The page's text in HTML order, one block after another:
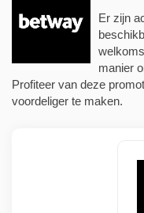
Er zijn
manier
Profiteer van deze
voordeliger te maken.